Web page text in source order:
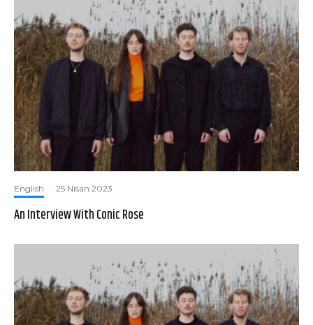
English · 25 Nisan 2023
An Interview With Conic Rose